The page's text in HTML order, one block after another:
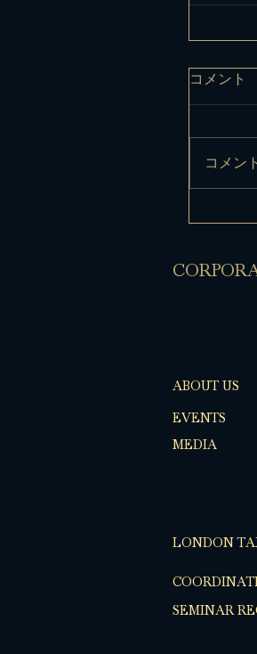
コメント
コメン
ABOUT US
EVENTS
MEDIA
LONDON
SEMINAR